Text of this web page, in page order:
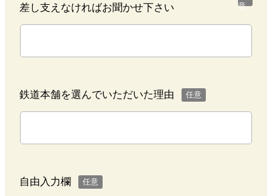
差し支えなければお聞かせ下さい
意
鉄道本舗を選んでいただいた理由 任意
自由入力欄 任意